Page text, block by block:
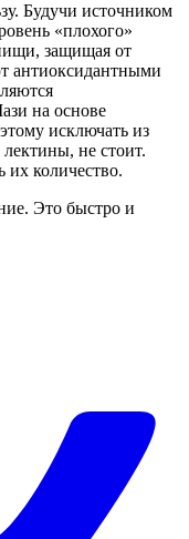
Будучи источником
«плохого»
защищая от
антиоксидантными
на основе
исключать из
не стоит.
количество.
Это быстро и